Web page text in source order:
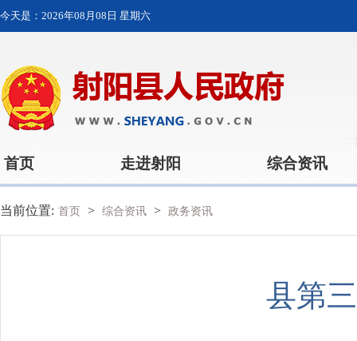
今天是： 2026年08月08日 星期六
首页 走进射阳 综合资讯
当前位置: 首页 > 综合资讯 > 政务资讯
县第